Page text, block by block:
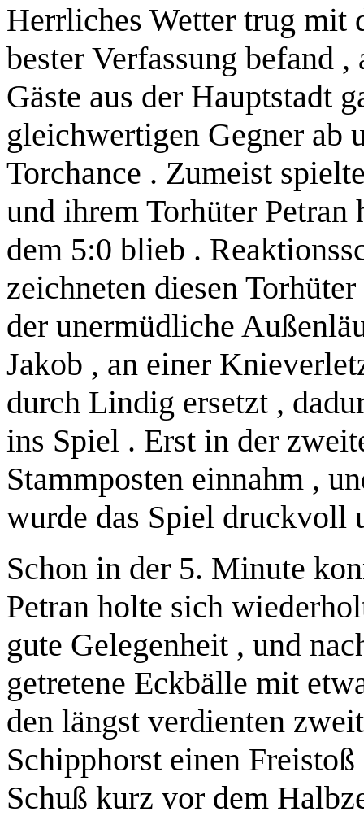
Herrliches Wetter trug mit
bester Verfassung befand
Gäste aus der Hauptstadt
gleichwertigen Gegner ab
Torchance . Zumeist
und ihrem Torhüter Petran
dem 5:0 blieb .
zeichneten diesen
der unermüdliche
Jakob , an einer
durch Lindig ersetzt ,
ins Spiel . Erst in der
Stammposten einnahm ,
wurde das Spiel druckvoll
Schon in der 5. Minute
Petran holte sich
gute Gelegenheit , und
getretene Eckbälle mit
den längst verdienten
Schipphorst einen
Schuß kurz vor dem